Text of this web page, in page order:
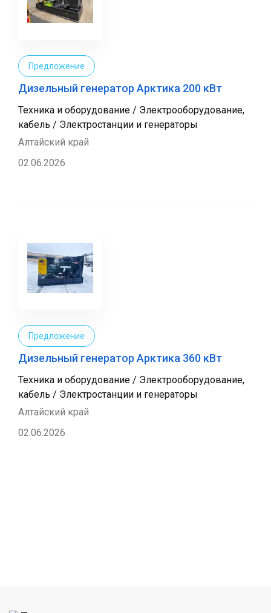
Предложение
Дизельный генератор Арктика 200 кВт
Техника и оборудование / Электрооборудование,
кабель / Электростанции и генераторы
Алтайский край
02.06.2026
Предложение
Дизельный генератор Арктика 360 кВт
Техника и оборудование / Электрооборудование,
кабель / Электростанции и генераторы
Алтайский край
02.06.2026